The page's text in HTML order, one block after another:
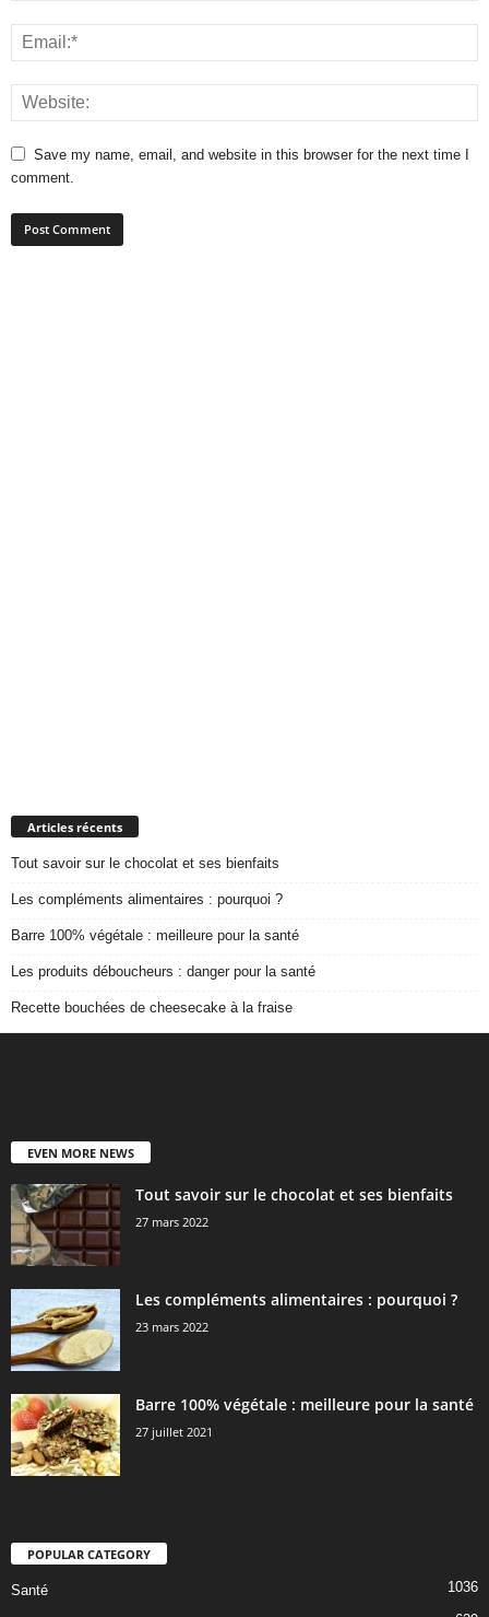
Save my name, email, and website in this browser for the next time I
comment.
Articles récents
Tout savoir sur le chocolat et ses bienfaits
Les compléments alimentaires : pourquoi ?
Barre 100% végétale : meilleure pour la santé
Les produits déboucheurs : danger pour la santé
Recette bouchées de cheesecake à la fraise
EVEN MORE NEWS
Tout savoir sur le chocolat et ses bienfaits
27 mars 2022
Les compléments alimentaires : pourquoi ?
23 mars 2022
Barre 100% végétale : meilleure pour la santé
27 juillet 2021
POPULAR CATEGORY
Santé 1036